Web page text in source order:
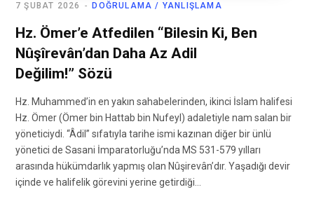
DOĞRULAMA / YANLIŞLAMA
7 ŞUBAT 2026
Hz. Ömer’e Atfedilen “Bilesin Ki, Ben
Nûşîrevân’dan Daha Az Adil
Değilim!” Sözü
Hz. Muhammed’in en yakın sahabelerinden, ikinci İslam halifesi
Hz. Ömer (Ömer bin Hattab bin Nufeyl) adaletiyle nam salan bir
yöneticiydi. “Âdil” sıfatıyla tarihe ismi kazınan diğer bir ünlü
yönetici de Sasani İmparatorluğu’nda MS 531-579 yılları
arasında hükümdarlık yapmış olan Nûşirevân’dır. Yaşadığı devir
içinde ve halifelik görevini yerine getirdiği…